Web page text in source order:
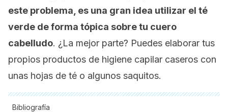
este problema, es una gran idea utilizar el té
verde de forma tópica sobre tu cuero
cabelludo. ¿La mejor parte? Puedes elaborar tus
propios productos de higiene capilar caseros con
unas hojas de té o algunos saquitos.
Bibliografía